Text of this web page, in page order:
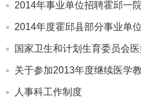
关于参加2013年度继续医学
人事科工作制度